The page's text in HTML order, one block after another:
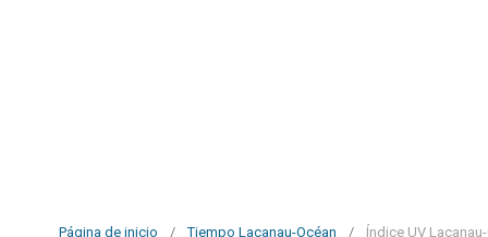
Página de inicio / Tiempo Lacanau-Océan / Índice UV